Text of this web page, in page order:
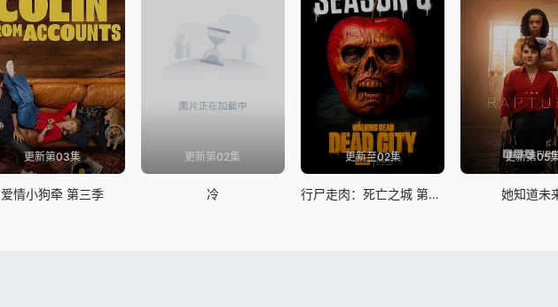
更新第03集
爱情小狗牵 第三季
更新第02集
冷
更新至02集
行尸走肉：死亡之城 第三季
更新第05
她知道未